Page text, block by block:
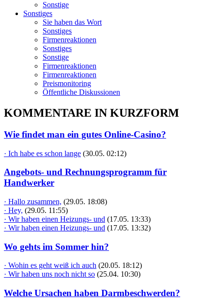
Sonstige
Sonstiges
Sie haben das Wort
Sonstiges
Firmenreaktionen
Sonstiges
Sonstige
Firmenreaktionen
Firmenreaktionen
Preismonitoring
Öffentliche Diskussionen
KOMMENTARE IN KURZFORM
Wie findet man ein gutes Online-Casino?
· Ich habe es schon lange (30.05. 02:12)
Angebots- und Rechnungsprogramm für
Handwerker
· Hallo zusammen, (29.05. 18:08)
· Hey, (29.05. 11:55)
· Wir haben einen Heizungs- und (17.05. 13:33)
· Wir haben einen Heizungs- und (17.05. 13:32)
Wo gehts im Sommer hin?
· Wohin es geht weiß ich auch (20.05. 18:12)
· Wir haben uns noch nicht so (25.04. 10:30)
Welche Ursachen haben Darmbeschwerden?